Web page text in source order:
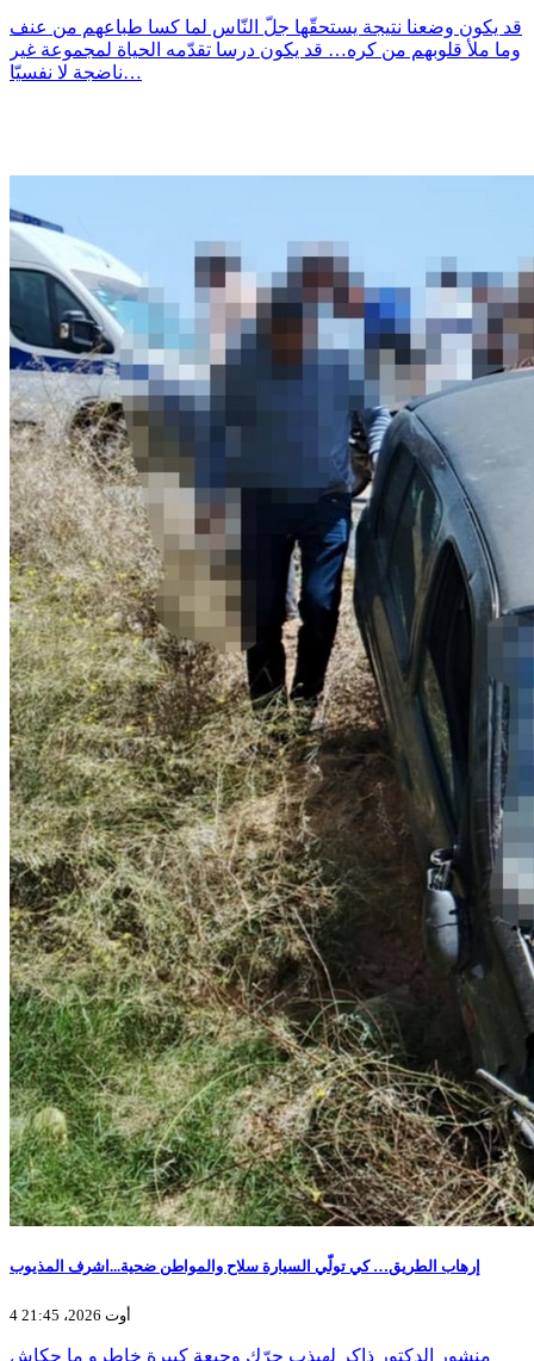
قد يكون وضعنا نتيجة يستحقّها جلّ النّاس لما كسا طباعهم من عنف
وما ملأ قلوبهم من كره… قد يكون درسا تقدّمه الحياة لمجموعة غير
ناضجة لا نفسيّا…
إرهاب الطريق… كي تولّي السيارة سلاح والمواطن ضحية...اشرف المذيوب
4 أوت 2026، 21:45
منشور الدكتور ذاكر لهيذب حرّك وجيعة كبيرة خاطرو ما حكاش